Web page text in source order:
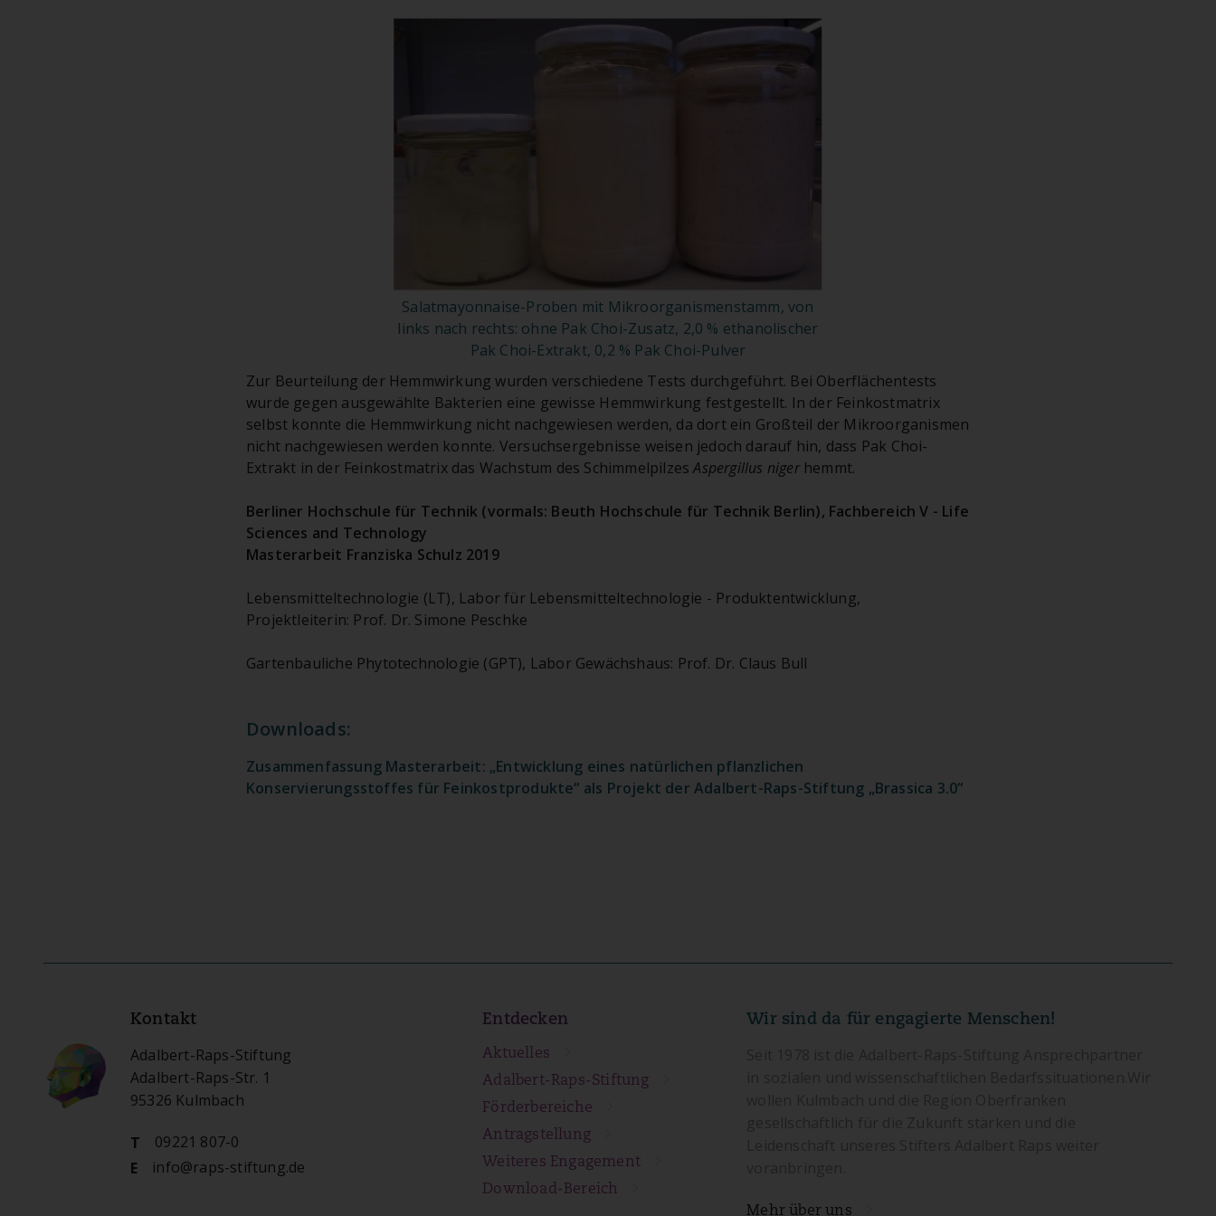
Salatmayonnaise-Proben mit Mikroorganismenstamm, von
links nach rechts: ohne Pak Choi-Zusatz, 2,0 % ethanolischer
Pak Choi-Extrakt, 0,2 % Pak Choi-Pulver
Zur Beurteilung der Hemmwirkung wurden verschiedene Tests durchgeführt. Bei Oberflächentests
wurde gegen ausgewählte Bakterien eine gewisse Hemmwirkung festgestellt. In der Feinkostmatrix
selbst konnte die Hemmwirkung nicht nachgewiesen werden, da dort ein Großteil der Mikroorganismen
nicht nachgewiesen werden konnte. Versuchsergebnisse weisen jedoch darauf hin, dass Pak Choi-
Extrakt in der Feinkostmatrix das Wachstum des SchimmelpilzesAspergillus nigerhemmt.
Berliner Hochschule für Technik (vormals: Beuth Hochschule für Technik Berlin), Fachbereich V - Life
Sciences and Technology
Masterarbeit Franziska Schulz 2019
Lebensmitteltechnologie (LT), Labor für Lebensmitteltechnologie - Produktentwicklung,
Projektleiterin: Prof. Dr. Simone Peschke
Gartenbauliche Phytotechnologie (GPT), Labor Gewächshaus: Prof. Dr. Claus Bull
Downloads:
Zusammenfassung Masterarbeit: „Entwicklung eines natürlichen pflanzlichen
Konservierungsstoffes für Feinkostprodukte“ als Projekt der Adalbert-Raps-Stiftung „Brassica 3.0“
Kontakt
Adalbert-Raps-Stiftung
Adalbert-Raps-Str. 1
95326 Kulmbach
T
09221 807-0
E
info@raps-stiftung.de
Entdecken
Aktuelles
Adalbert-Raps-Stiftung
Förderbereiche
Antragstellung
Weiteres Engagement
Download-Bereich
Wir sind da für engagierte Menschen!
Mehr über uns